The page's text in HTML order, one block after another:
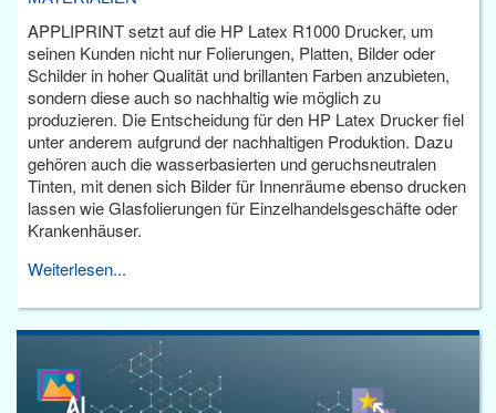
APPLIPRINT setzt auf die HP Latex R1000 Drucker, um
seinen Kunden nicht nur Folierungen, Platten, Bilder oder
Schilder in hoher Qualität und brillanten Farben anzubieten,
sondern diese auch so nachhaltig wie möglich zu
produzieren. Die Entscheidung für den HP Latex Drucker fiel
unter anderem aufgrund der nachhaltigen Produktion. Dazu
gehören auch die wasserbasierten und geruchsneutralen
Tinten, mit denen sich Bilder für Innenräume ebenso drucken
lassen wie Glasfolierungen für Einzelhandelsgeschäfte oder
Krankenhäuser.
Weiterlesen...